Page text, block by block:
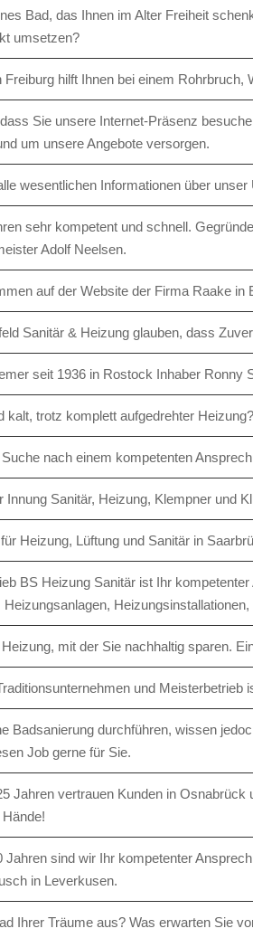
Bad, das Ihnen im Alter Freiheit
umsetzen?
Freiburg hilft Ihnen bei einem Rohrbruch,
Sie unsere Internet-Präsenz
um unsere Angebote versorgen.
wesentlichen Informationen über
sehr kompetent und schnell.
Adolf Neelsen.
auf der Website der Firma Raake in
Sanitär & Heizung glauben, dass
seit 1936 in Rostock Inhaber Ronny
kalt, trotz komplett aufgedrehter
nach einem kompetenten
Innung Sanitär, Heizung, Klempner und
Heizung, Lüftung und Sanitär in
BS Heizung Sanitär ist Ihr
Heizungs­anlagen,
mit der Sie nachhaltig sparen.
und Meister­betrieb
Badsanierung durchführen, wissen
Job gerne für Sie.
Jahren vertrauen Kunden in
Jahren sind wir Ihr kompetenter
in Leverkusen.
Ihrer Träume aus? Was erwarten Sie